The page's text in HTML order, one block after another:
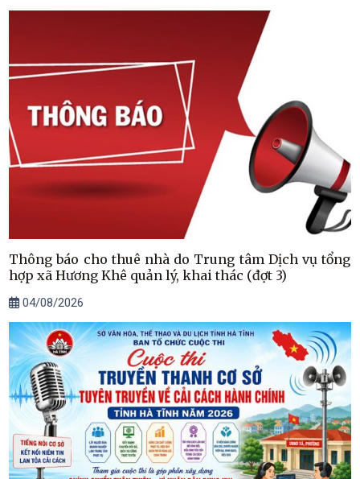
Thông báo cho thuê nhà do Trung tâm Dịch vụ tổng
hợp xã Hương Khê quản lý, khai thác (đợt 3)
04/08/2026